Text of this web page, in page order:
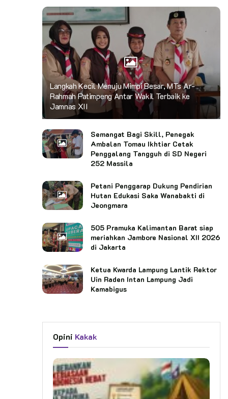
Langkah Kecil Menuju Mimpi Besar, MTs Ar-
Rahmah Patimpeng Antar Wakil Terbaik ke
Jamnas XII
Semangat Bagi Skill, Penegak
Ambalan Tomau Ikhtiar Cetak
Penggalang Tangguh di SD Negeri
252 Massila
Petani Penggarap Dukung Pendirian
Hutan Edukasi Saka Wanabakti di
Jeongmara
505 Pramuka Kalimantan Barat siap
meriahkan Jambore Nasional XII 2026
di Jakarta
Ketua Kwarda Lampung Lantik Rektor
Uin Raden Intan Lampung Jadi
Kamabigus
Opini Kakak